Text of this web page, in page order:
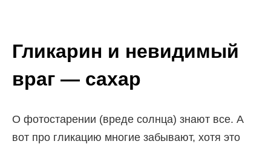
Гликарин и невидимый
враг — сахар
О фотостарении (вреде солнца) знают все. А
вот про гликацию многие забывают, хотя это